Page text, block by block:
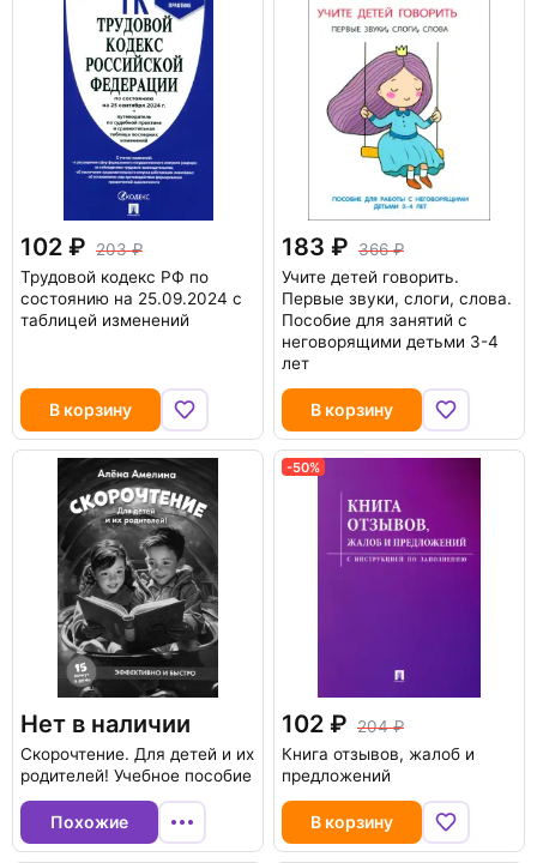
102
203
Трудовой кодекс РФ по
состоянию на 25.09.2024 с
таблицей изменений
В корзину
183
366
Учите детей говорить.
Первые звуки, слоги, слова.
Пособие для занятий с
неговорящими детьми 3-4
лет
В корзину
Нет в наличии
Скорочтение. Для детей и их
родителей! Учебное пособие
Похожие
-50%
102
204
Книга отзывов, жалоб и
предложений
В корзину